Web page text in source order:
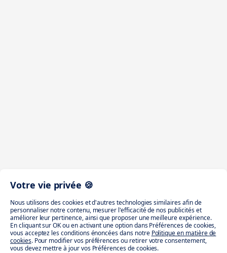
Votre vie privée 🍪
Nous utilisons des cookies et d'autres technologies similaires afin de
personnaliser notre contenu, mesurer l'efficacité de nos publicités et
améliorer leur pertinence, ainsi que proposer une meilleure expérience.
En cliquant sur OK ou en activant une option dans Préférences de cookies,
vous acceptez les conditions énoncées dans notre Politique en matière de
cookies. Pour modifier vos préférences ou retirer votre consentement,
vous devez mettre à jour vos Préférences de cookies.